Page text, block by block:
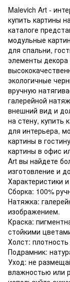
Malevich Art -
купить картины
каталоге
модульные
для спальни,
элементы
экологичные
вручную
галерейной
внешний вид и
на стену, купить
для интерьера,
картины в
картины в офис
Art вы найдете
изготовление и
Характеристики
Сборка: 100%
Натяжка:
изображением.
Краска:
стойкими
Холст: плотность
Подрамник:
Уход: не
влажностью или